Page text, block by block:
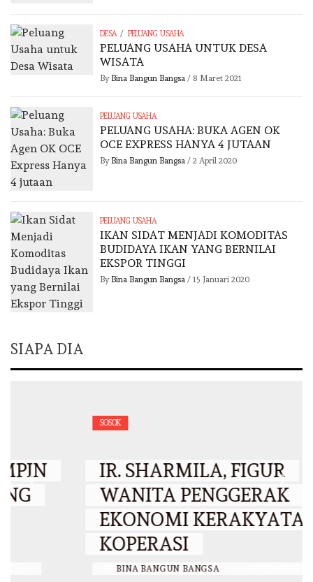
DESA / PELUANG USAHA
PELUANG USAHA UNTUK DESA
WISATA
By Bina Bangun Bangsa/ 8 Maret 2021
PELUANG USAHA
PELUANG USAHA: BUKA AGEN OK
OCE EXPRESS HANYA 4 JUTAAN
By Bina Bangun Bangsa/ 2 April 2020
PELUANG USAHA
IKAN SIDAT MENJADI KOMODITAS
BUDIDAYA IKAN YANG BERNILAI
EKSPOR TINGGI
By Bina Bangun Bangsa/ 15 Januari 2020
SIAPA DIA
IR. SHARMILA, FIGUR
WANITA PENGGERAK
EKONOMI KERAKYATAN DAN
KOPERASI
BINA BANGUN BANGSA / 14 SEPTEMBER 2025